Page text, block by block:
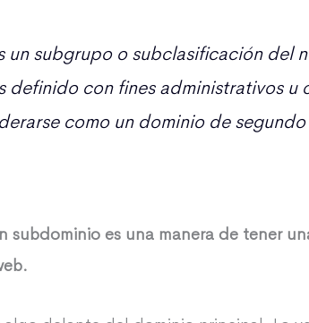
un subgrupo o subclasificación del
definido con fines administrativos u
como un dominio de segundo
subdominio es una manera de tener